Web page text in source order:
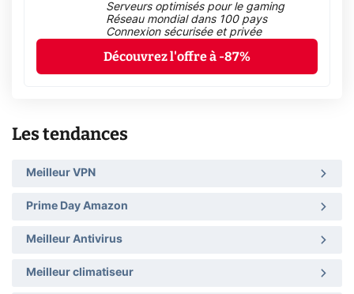
Serveurs optimisés pour le gaming
Réseau mondial dans 100 pays
Connexion sécurisée et privée
Découvrez l'offre à -87%
Les tendances
Meilleur VPN
Prime Day Amazon
Meilleur Antivirus
Meilleur climatiseur